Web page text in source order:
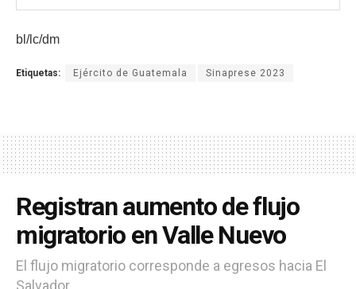
bl/lc/dm
Etiquetas: Ejército de Guatemala Sinaprese 2023
Registran aumento de flujo
migratorio en Valle Nuevo
El flujo migratorio corresponde a egresos hacia El
Salvador.